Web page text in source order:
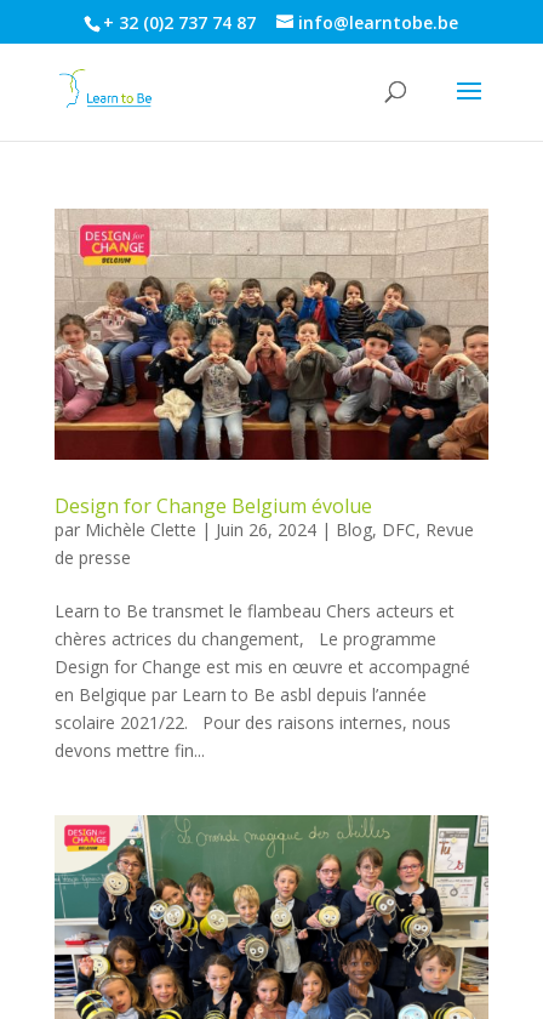
+ 32 (0)2 737 74 87 info@learntobe.be
Design for Change Belgium évolue
par Michèle Clette | Juin 26, 2024| Blog, DFC, Revue
de presse
Learn to Be transmet le flambeau Chers acteurs et
chères actrices du changement, Le programme
Design for Change est mis en œuvre et accompagné
en Belgique par Learn to Be asbl depuis l’année
scolaire 2021/22. Pour des raisons internes, nous
devons mettre fin...